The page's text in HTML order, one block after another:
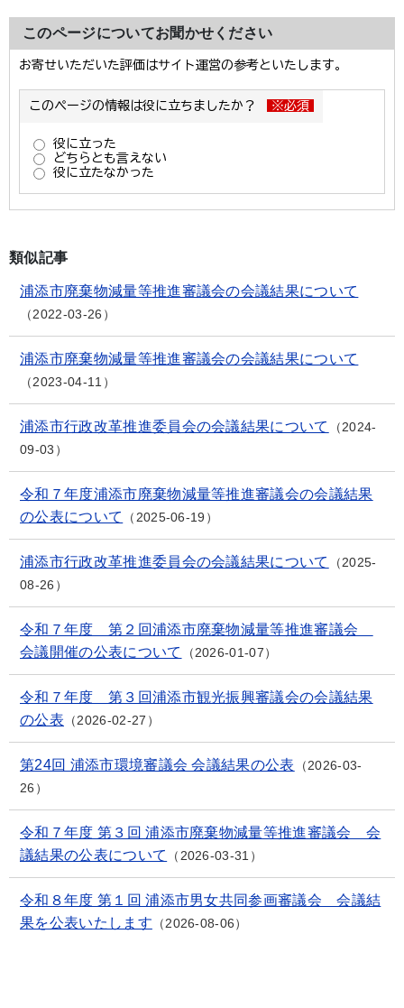
このページについてお聞かせください
類似記事
浦添市廃棄物減量等推進審議会の会議結果について
2022-03-26
浦添市廃棄物減量等推進審議会の会議結果について
2023-04-11
浦添市行政改革推進委員会の会議結果について
2024-
09-03
令和７年度浦添市廃棄物減量等推進審議会の会議結果
の公表について
2025-06-19
浦添市行政改革推進委員会の会議結果について
2025-
08-26
令和７年度 第２回浦添市廃棄物減量等推進審議会
会議開催の公表について
2026-01-07
令和７年度 第３回浦添市観光振興審議会の会議結果
の公表
2026-02-27
第24回 浦添市環境審議会 会議結果の公表
2026-03-
26
令和７年度 第３回 浦添市廃棄物減量等推進審議会 会
議結果の公表について
2026-03-31
令和８年度 第１回 浦添市男女共同参画審議会 会議結
果を公表いたします
2026-08-06